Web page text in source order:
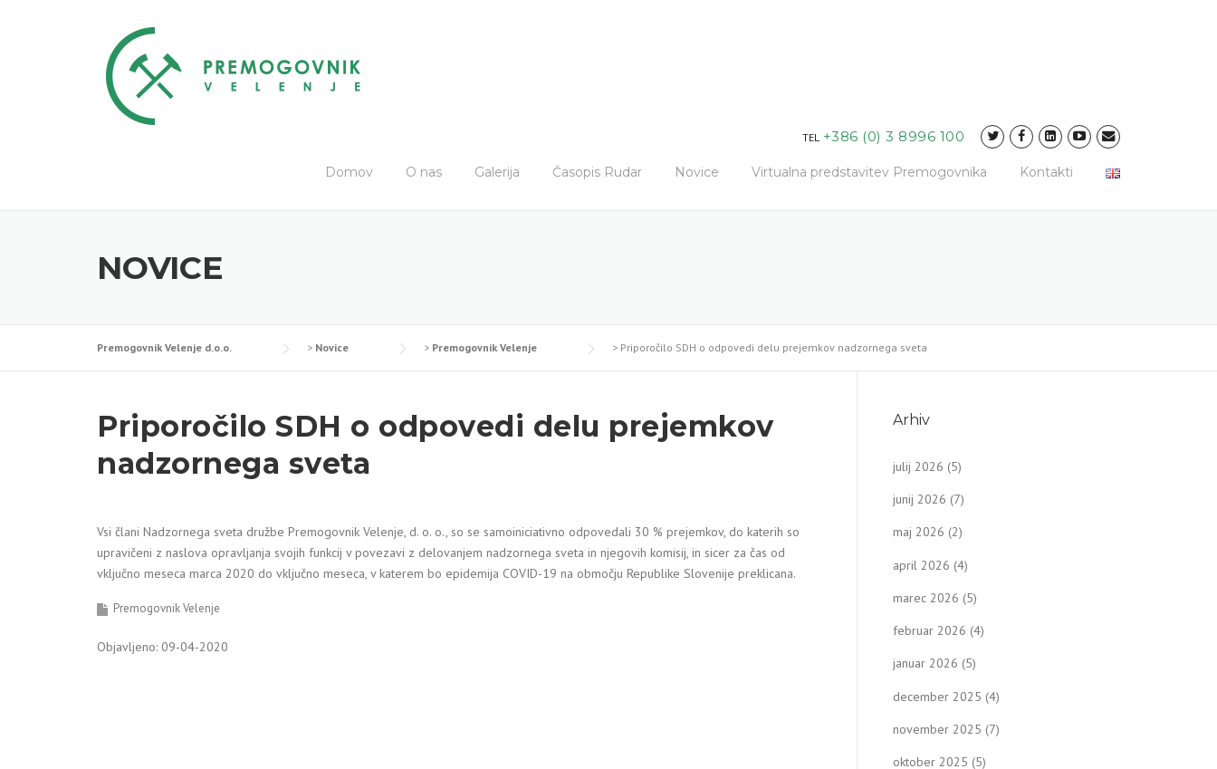
TEL +386 (0) 3 8996 100
Domov O nas Galerija Časopis Rudar Novice Virtualna predstavitev Premogovnika Kontakti
NOVICE
Premogovnik Velenje d.o.o. > Novice > Premogovnik Velenje > Priporočilo SDH o odpovedi delu prejemkov nadzornega sveta
Priporočilo SDH o odpovedi delu prejemkov
nadzornega sveta
Vsi člani Nadzornega sveta družbe Premogovnik Velenje, d. o. o., so se samoiniciativno odpovedali 30 % prejemkov, do katerih so
upravičeni z naslova opravljanja svojih funkcij v povezavi z delovanjem nadzornega sveta in njegovih komisij, in sicer za čas od
vključno meseca marca 2020 do vključno meseca, v katerem bo epidemija COVID-19 na območju Republike Slovenije preklicana.
Premogovnik Velenje
Objavljeno: 09-04-2020
Arhiv
julij 2026 (5)
junij 2026 (7)
maj 2026 (2)
april 2026 (4)
marec 2026 (5)
februar 2026 (4)
januar 2026 (5)
december 2025 (4)
november 2025 (7)
oktober 2025 (5)